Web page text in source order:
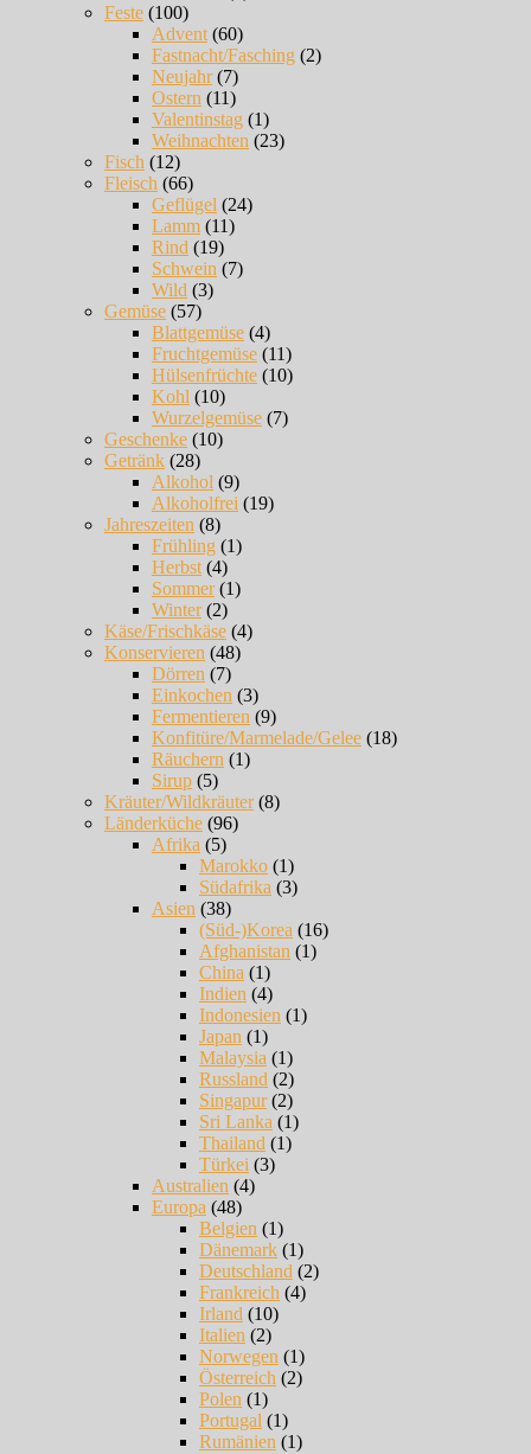
Feste (100)
Advent (60)
Fastnacht/Fasching (2)
Neujahr(7)
Ostern (11)
Valentinstag (1)
Weihnachten (23)
Fisch (12)
Fleisch (66)
Geflügel (24)
Lamm (11)
Rind (19)
Schwein (7)
Wild (3)
Gemüse (57)
Blattgemüse (4)
Fruchtgemüse (11)
Hülsenfrüchte (10)
Kohl (10)
Wurzelgemüse (7)
Geschenke (10)
Getränk (28)
Alkohol (9)
Alkoholfrei (19)
Jahreszeiten (8)
Frühling (1)
Herbst (4)
Sommer(1)
Winter(2)
Käse/Frischkäse (4)
Konservieren (48)
Dörren (7)
Einkochen (3)
Fermentieren (9)
Konfitüre/Marmelade/Gelee (18)
Räuchern (1)
Sirup (5)
Kräuter/Wildkräuter(8)
Länderküche (96)
Afrika (5)
Marokko (1)
Südafrika (3)
Asien (38)
(Süd-)Korea (16)
Afghanistan (1)
China (1)
Indien (4)
Indonesien (1)
Japan (1)
Malaysia (1)
Russland (2)
Singapur(2)
Sri Lanka (1)
Thailand (1)
Türkei (3)
Australien (4)
Europa (48)
Belgien (1)
Dänemark (1)
Deutschland (2)
Frankreich (4)
Irland (10)
Italien (2)
Norwegen (1)
Österreich (2)
Polen (1)
Portugal (1)
Rumänien (1)